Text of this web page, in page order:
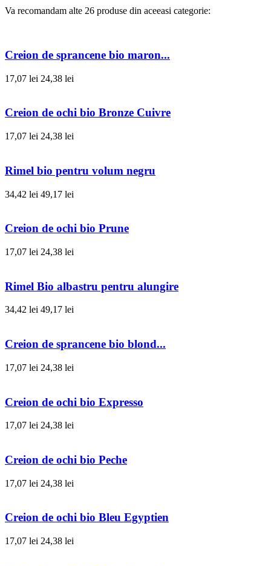
Va recomandam alte 26 produse din aceeasi categorie:
Creion de sprancene bio maron...
17,07 lei 24,38 lei
Creion de ochi bio Bronze Cuivre
17,07 lei 24,38 lei
Rimel bio pentru volum negru
34,42 lei 49,17 lei
Creion de ochi bio Prune
17,07 lei 24,38 lei
Rimel Bio albastru pentru alungire
34,42 lei 49,17 lei
Creion de sprancene bio blond...
17,07 lei 24,38 lei
Creion de ochi bio Expresso
17,07 lei 24,38 lei
Creion de ochi bio Peche
17,07 lei 24,38 lei
Creion de ochi bio Bleu Egyptien
17,07 lei 24,38 lei